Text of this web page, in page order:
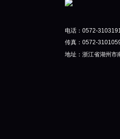
电话：0572-
传真：0572-
地址：浙江省湖州市